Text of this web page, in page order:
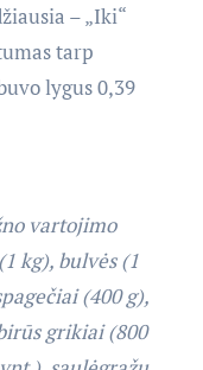
– „Iki“
tarp
lygus 0,39
vartojimo
kg), bulvės (1
(400 g),
grikiai (800